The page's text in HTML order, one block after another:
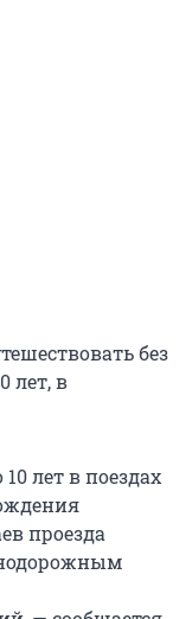
без
лет, в
лет в поездах
проезда